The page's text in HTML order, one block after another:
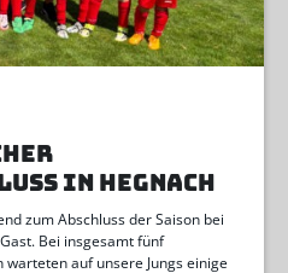
IN HEGNACH
zum Abschluss der Saison bei
Bei insgesamt fünf
auf unsere Jungs einige